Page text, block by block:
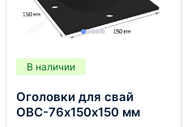
В наличии
Оголовки для свай
ОВС-76х150х150 мм